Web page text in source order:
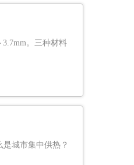
。三种材料
城市集中供热？